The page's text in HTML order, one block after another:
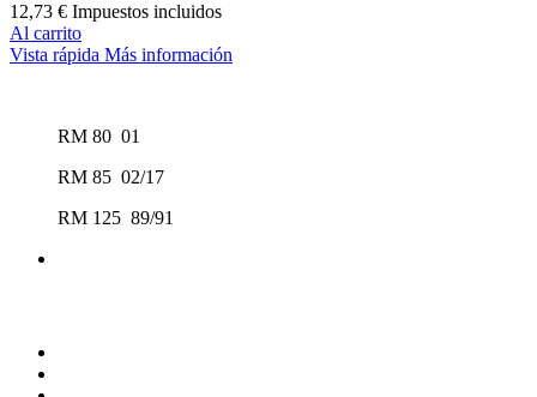
12,73 € Impuestos incluidos
Al carrito
Vista rápida Más información
RM 80 01
RM 85 02/17
RM 125 89/91